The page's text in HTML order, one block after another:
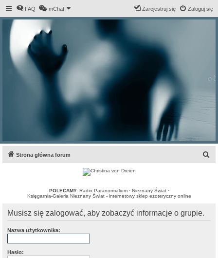
FAQ mChat Zaloguj się
Zarejestruj się
Strona główna forum
POLECAMY: Radio Paranormalium· Nieznany Świat·
Księgarnia-Galeria Nieznany Świat - internetowy sklep ezoteryczny online
Musisz się zalogować, aby zobaczyć informacje o grupie.
Nazwa użytkownika:
Hasło: